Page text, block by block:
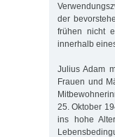
der
frühen nicht
innerhalb
Julius Adam
Frauen und
25. Oktober
ins hohe